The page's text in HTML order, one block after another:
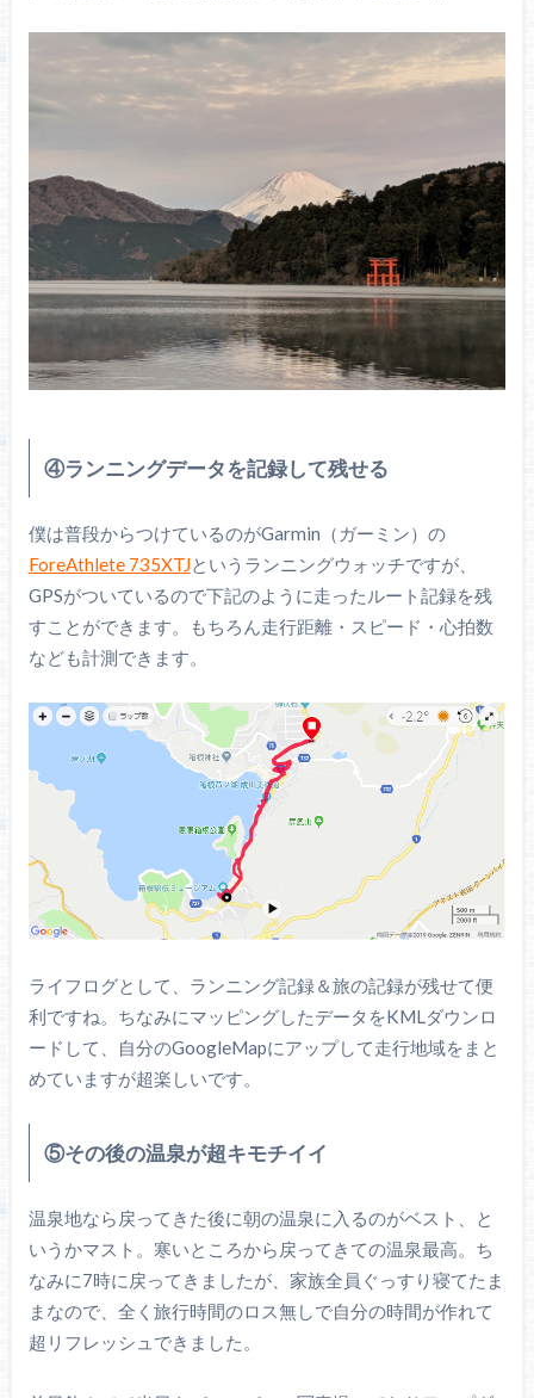
④ランニングデータを記録して残せる
僕は普段からつけているのがGarmin（ガーミン）の
ForeAthlete 735XTJというランニングウォッチですが、
GPSがついているので下記のように走ったルート記録を残
すことができます。もちろん走行距離・スピード・心拍数
なども計測できます。
ライフログとして、ランニング記録＆旅の記録が残せて便
利ですね。ちなみにマッピングしたデータをKMLダウンロ
ードして、自分のGoogleMapにアップして走行地域をまと
めていますが超楽しいです。
⑤その後の温泉が超キモチイイ
温泉地なら戻ってきた後に朝の温泉に入るのがベスト、と
いうかマスト。寒いところから戻ってきての温泉最高。ち
なみに7時に戻ってきましたが、家族全員ぐっすり寝てたま
まなので、全く旅行時間のロス無しで自分の時間が作れて
超リフレッシュできました。